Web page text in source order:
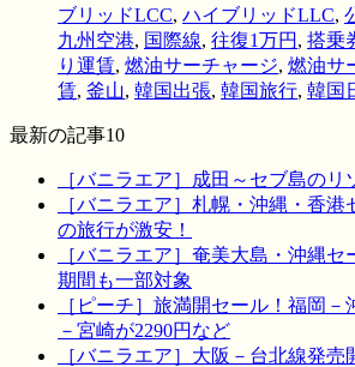
ブリッドLCC, ハイブリッドLLC,
九州空港, 国際線, 往復1万円 , 搭乗
り運賃, 燃油サーチャージ, 燃油サ
賃, 釜山, 韓国出張, 韓国旅行, 韓国
最新の記事10
［バニラエア］成田～セブ島のリ
［バニラエア］札幌・沖縄・香
の旅行が激安！
［バニラエア］奄美大島・沖縄セ
期間も一部対象
［ピーチ］旅満開セール！福岡－
－宮崎が2290円など
［バニラエア］大阪－台北線発売